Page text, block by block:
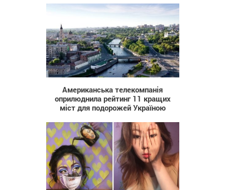
5 901
Американська телекомпанія
оприлюднила рейтинг 11 кращих
міст для подорожей Україною
737